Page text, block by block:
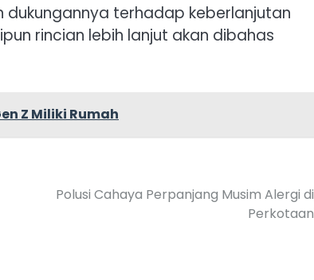
terhadap keberlanjutan
rincian lebih lanjut akan dibahas
Z Miliki Rumah
Polusi Cahaya Perpanjang Musim Alergi di
Perkotaan